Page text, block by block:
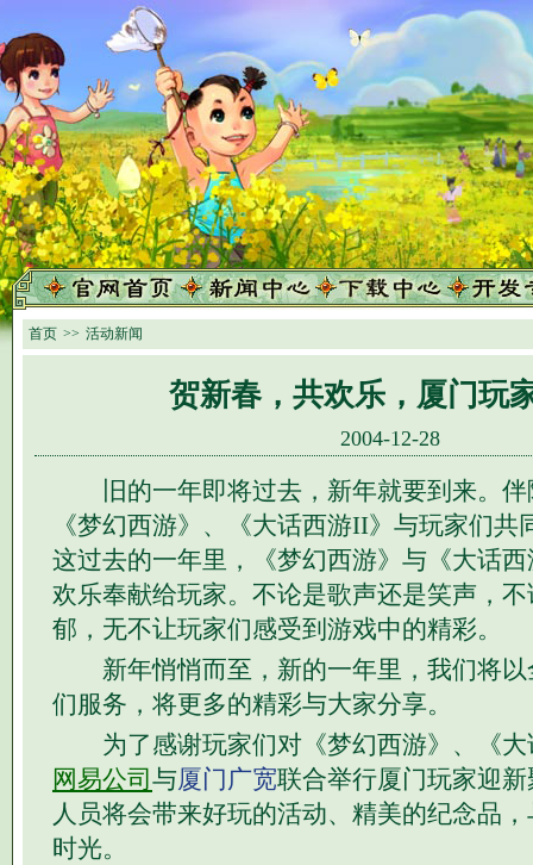
首页 >> 活动新闻
贺新春，共欢乐，厦门玩
2004-12-28
旧的一年即将过去，新年就要到来。伴
《梦幻西游》、《大话西游II》与玩家们共
这过去的一年里，《梦幻西游》与《大话
欢乐奉献给玩家。不论是歌声还是笑声，
郁，无不让玩家们感受到游戏中的精彩。
新年悄悄而至，新的一年里，我们将以
们服务，将更多的精彩与大家分享。
为了感谢玩家们对《梦幻西游》、《大
网易公司 与厦门广宽联合举行厦门玩家迎
人员将会带来好玩的活动、精美的纪念品
时光。